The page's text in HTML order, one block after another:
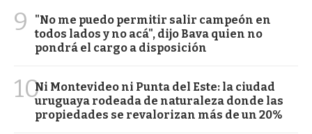
9
"No me puedo permitir salir campeón en
todos lados y no acá", dijo Bava quien no
pondrá el cargo a disposición
10Ni Montevideo ni Punta del Este: la ciudad
uruguaya rodeada de naturaleza donde las
propiedades se revalorizan más de un 20%